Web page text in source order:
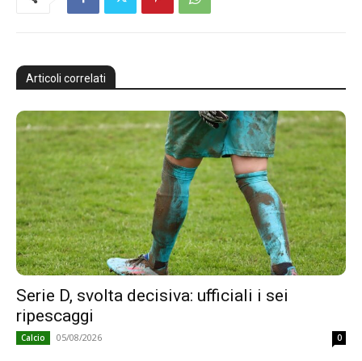
Articoli correlati
Serie D, svolta decisiva: ufficiali i sei
ripescaggi
Calcio 05/08/2026 0